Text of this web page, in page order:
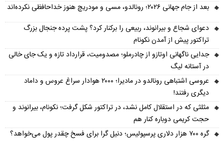
بعد از جام جهانی ۲۰۲۶؛ رونالدو، مسی و مودریچ هنوز خداحافظی نکرده‌اند
دعوای شجاع و بیرانوند، ربیعی را برکنار کرد؟ پشت پرده جنجال بزرگ
تراکتور پیش از آمدن نکونام
جدایی ناگهانی اوتازو از چادرملو؛ مصدومیت، قرارداد تازه و یک جای خالی
در آستانه لیگ
عروسی اشتباهی رونالدو در مادیرا؛ ۲۰۰۰ هوادار سراغ عروس و داماد
دیگری رفتند!
مثلثی که در استقلال کامل نشد، در تراکتور شکل گرفت؛ نکونام، بیرانوند و
حجت کریمی دوباره کنار هم
گره ۷۰۰ هزار دلاری پرسپولیس؛ دنیل گرا برای فسخ چقدر پول می‌خواهد؟